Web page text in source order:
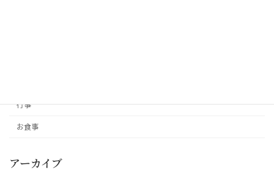
行事
お食事
アーカイブ